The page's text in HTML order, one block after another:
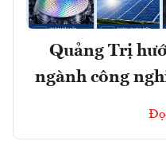
Quảng Trị
ngành công